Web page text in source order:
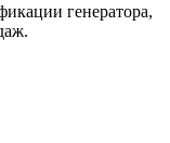
генератора,